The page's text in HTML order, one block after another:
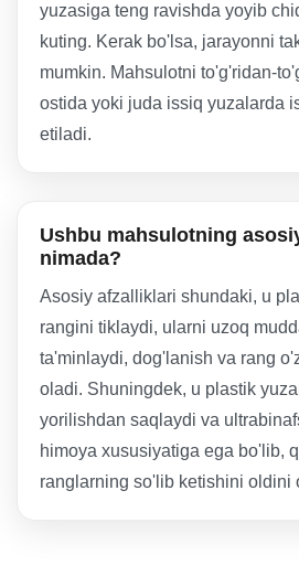
yuzasiga teng ravishda yoyib
kuting. Kerak bo'lsa, jarayonni
mumkin. Mahsulotni to'g'ridan-
ostida yoki juda issiq yuzalarda
etiladi.
Ushbu mahsulotning
nimada?
Asosiy afzalliklari shundaki, u
rangini tiklaydi, ularni uzoq
ta'minlaydi, dog'lanish va rang
oladi. Shuningdek, u plastik
yorilishdan saqlaydi va
himoya xususiyatiga ega bo'lib,
ranglarning so'lib ketishini oldini